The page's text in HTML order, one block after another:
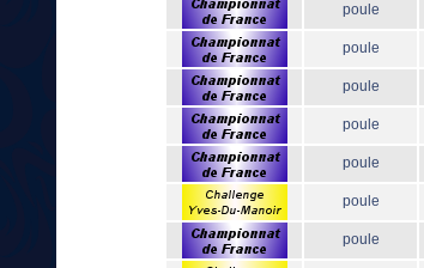
poule
poule
poule
poule
poule
poule
poule